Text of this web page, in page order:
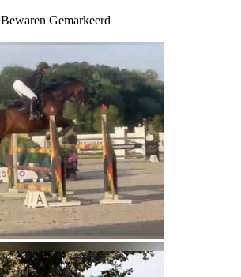
Bewaren Gemarkeerd